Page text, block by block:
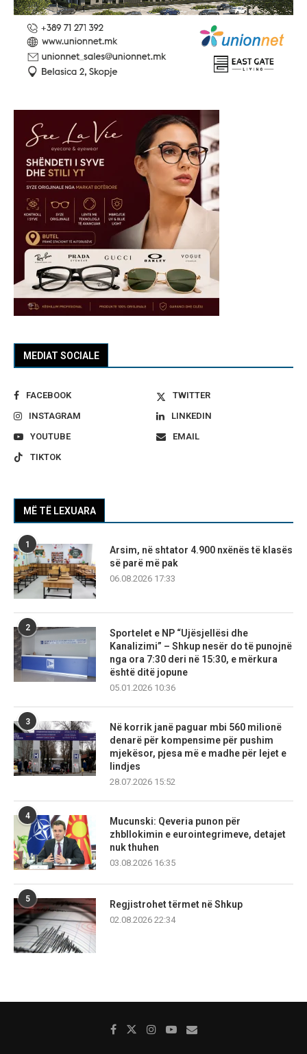
MEDIAT SOCIALE
FACEBOOK
TWITTER
INSTAGRAM
LINKEDIN
YOUTUBE
EMAIL
TIKTOK
MË TË LEXUARA
1
Arsim, në shtator 4.900 nxënës të klasës
së parë më pak
06.08.2026 17:33
2
Sportelet e NP “Ujësjellësi dhe
Kanalizimi” – Shkup nesër do të punojnë
nga ora 7:30 deri në 15:30, e mërkura
është ditë jopune
05.01.2026 10:36
3
Në korrik janë paguar mbi 560 milionë
denarë për kompensime për pushim
mjekësor, pjesa më e madhe për lejet e
lindjes
28.07.2026 15:52
4
Mucunski: Qeveria punon për
zhbllokimin e eurointegrimeve, detajet
nuk thuhen
03.08.2026 16:35
5
Regjistrohet tërmet në Shkup
02.08.2026 22:34